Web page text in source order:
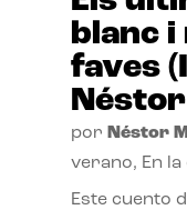
blanc i
faves
por Néstor
verano, En
Este cuento